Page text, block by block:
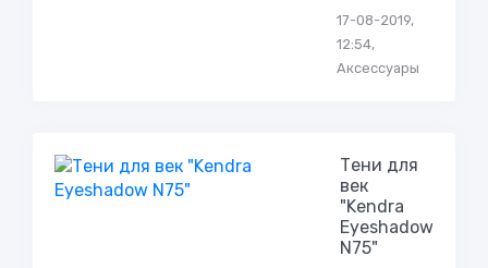
17-08-2019,
12:54,
Аксессуары
Тени для
век
"Kendra
Eyeshadow
N75"